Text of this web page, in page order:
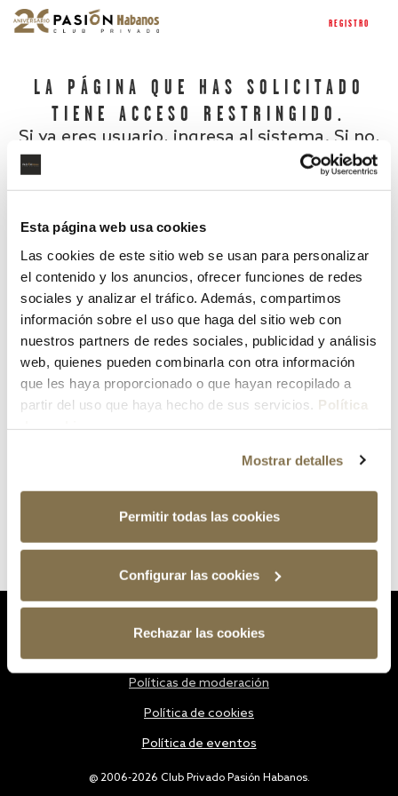
Esta página web usa cookies
Las cookies de este sitio web se usan para personalizar
el contenido y los anuncios, ofrecer funciones de redes
sociales y analizar el tráfico. Además, compartimos
información sobre el uso que haga del sitio web con
nuestros partners de redes sociales, publicidad y análisis
web, quienes pueden combinarla con otra información
que les haya proporcionado o que hayan recopilado a
partir del uso que haya hecho de sus servicios. Política
Mostrar detalles
Permitir todas las cookies
Configurar las cookies
Rechazar las cookies
REGISTRO
LA PÁGINA QUE HAS SOLICITADO
TIENE ACCESO RESTRINGIDO.
Si ya eres usuario, ingresa al sistema. Si no,
¿Has olvidado tu contraseña?
@ 2006-2026 Club Privado Pasión Habanos.
Políticas de moderación
Política de cookies
Política de eventos